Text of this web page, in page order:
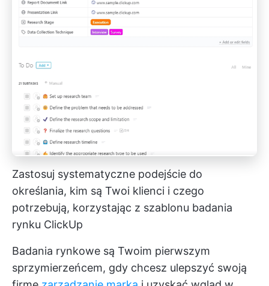
Zastosuj systematyczne podejście do
określania, kim są Twoi klienci i czego
potrzebują, korzystając z szablonu badania
rynku ClickUp
Badania rynkowe są Twoim pierwszym
sprzymierzeńcem, gdy chcesz ulepszyć swoją